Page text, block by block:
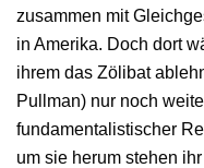
zusammen mit
in Amerika. Doch dort
ihrem das Zölibat
Pullman) nur noch
fundamentalistischer
um sie herum stehen